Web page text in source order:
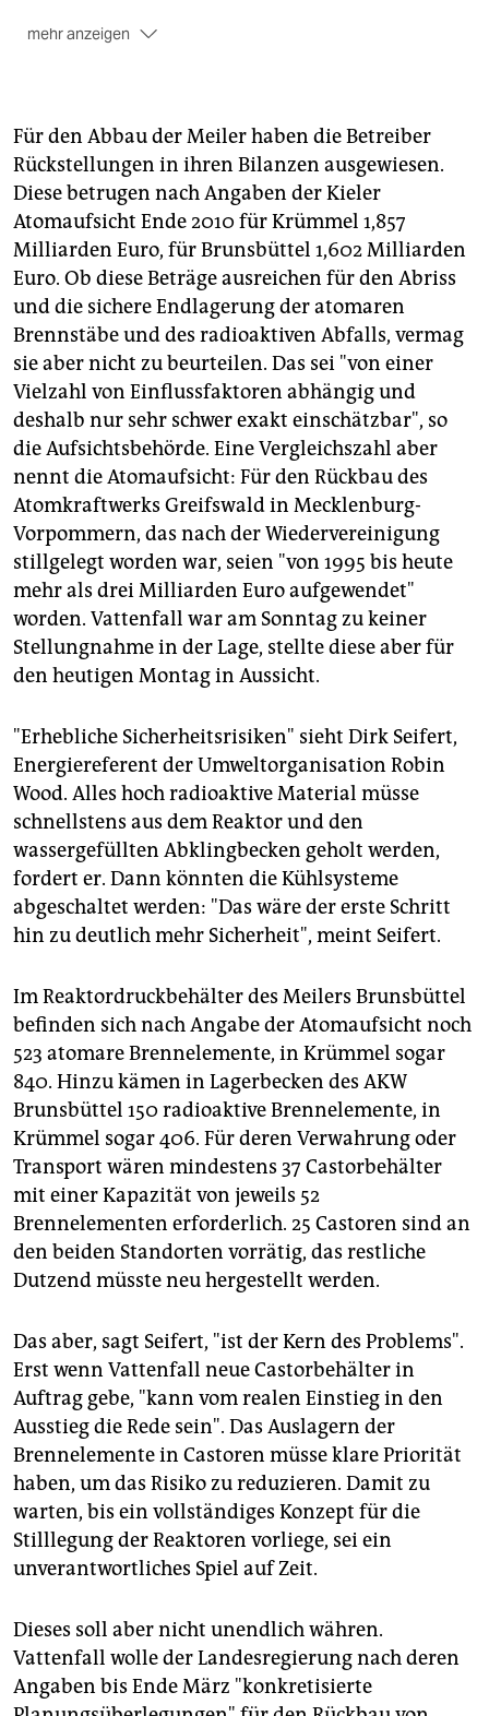
mehr anzeigen
Laufzeitverlängerung: 2033. Außer Betrieb seit: 5.
August 2007.
Für den Abbau der Meiler haben die Betreiber
Rückstellungen in ihren Bilanzen ausgewiesen.
Diese betrugen nach Angaben der Kieler
Atomaufsicht Ende 2010 für Krümmel 1,857
Milliarden Euro, für Brunsbüttel 1,602 Milliarden
Euro. Ob diese Beträge ausreichen für den Abriss
und die sichere Endlagerung der atomaren
Brennstäbe und des radioaktiven Abfalls, vermag
sie aber nicht zu beurteilen. Das sei "von einer
Vielzahl von Einflussfaktoren abhängig und
deshalb nur sehr schwer exakt einschätzbar", so
die Aufsichtsbehörde. Eine Vergleichszahl aber
nennt die Atomaufsicht: Für den Rückbau des
Atomkraftwerks Greifswald in Mecklenburg-
Vorpommern, das nach der Wiedervereinigung
stillgelegt worden war, seien "von 1995 bis heute
mehr als drei Milliarden Euro aufgewendet"
worden. Vattenfall war am Sonntag zu keiner
Stellungnahme in der Lage, stellte diese aber für
den heutigen Montag in Aussicht.
"Erhebliche Sicherheitsrisiken" sieht Dirk Seifert,
Energiereferent der Umweltorganisation Robin
Wood. Alles hoch radioaktive Material müsse
schnellstens aus dem Reaktor und den
wassergefüllten Abklingbecken geholt werden,
fordert er. Dann könnten die Kühlsysteme
abgeschaltet werden: "Das wäre der erste Schritt
hin zu deutlich mehr Sicherheit", meint Seifert.
Im Reaktordruckbehälter des Meilers Brunsbüttel
befinden sich nach Angabe der Atomaufsicht noch
523 atomare Brennelemente, in Krümmel sogar
840. Hinzu kämen in Lagerbecken des AKW
Brunsbüttel 150 radioaktive Brennelemente, in
Krümmel sogar 406. Für deren Verwahrung oder
Transport wären mindestens 37 Castorbehälter
mit einer Kapazität von jeweils 52
Brennelementen erforderlich. 25 Castoren sind an
den beiden Standorten vorrätig, das restliche
Dutzend müsste neu hergestellt werden.
Das aber, sagt Seifert, "ist der Kern des Problems".
Erst wenn Vattenfall neue Castorbehälter in
Auftrag gebe, "kann vom realen Einstieg in den
Ausstieg die Rede sein". Das Auslagern der
Brennelemente in Castoren müsse klare Priorität
haben, um das Risiko zu reduzieren. Damit zu
warten, bis ein vollständiges Konzept für die
Stilllegung der Reaktoren vorliege, sei ein
unverantwortliches Spiel auf Zeit.
Dieses soll aber nicht unendlich währen.
Vattenfall wolle der Landesregierung nach deren
Angaben bis Ende März "konkretisierte